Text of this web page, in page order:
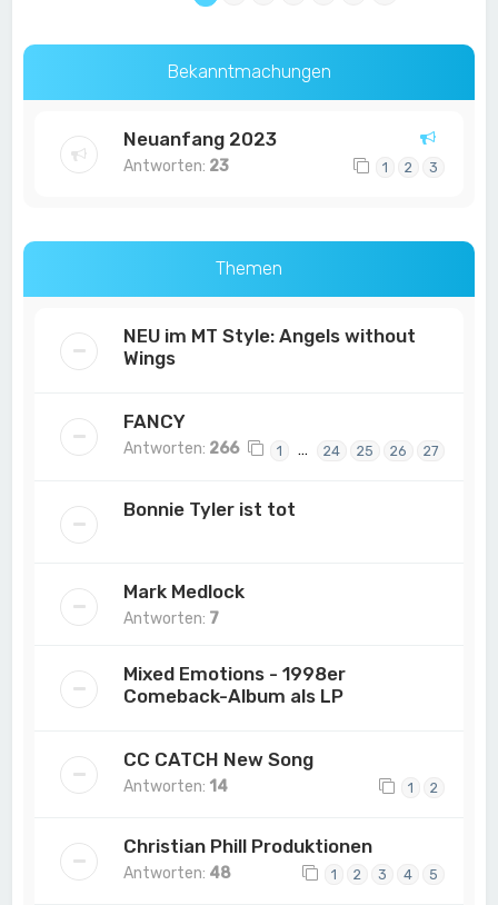
Bekanntmachungen
Neuanfang 2023
Antworten: 23 1 2 3
Themen
NEU im MT Style: Angels without
Wings
FANCY
Antworten: 266 1 … 24 25 26 27
Bonnie Tyler ist tot
Mark Medlock
Antworten: 7
Mixed Emotions - 1998er
Comeback-Album als LP
CC CATCH New Song
Antworten: 14 1 2
Christian Phill Produktionen
Antworten: 48 1 2 3 4 5